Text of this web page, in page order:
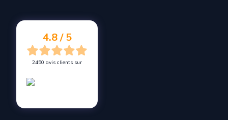
4.8 / 5
2450 avis clients sur